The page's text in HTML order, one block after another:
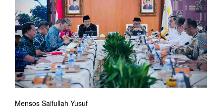
Mensos Saifullah Yusuf